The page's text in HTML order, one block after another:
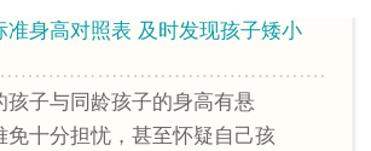
准身高对照表 及时发现孩子矮小
孩子与同龄孩子的身高有悬
免十分担忧，甚至怀疑自己孩